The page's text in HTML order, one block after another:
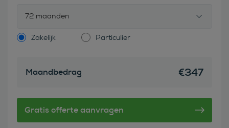
72 maanden
Zakelijk Particulier
Maandbedrag €347